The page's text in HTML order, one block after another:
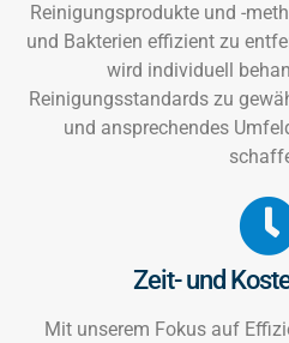
Reinigungsprodukte und -
und Bakterien effizient zu
wird individuell
Reinigungsstandards zu
und ansprechendes
Zeit- und
Mit unserem Fokus auf